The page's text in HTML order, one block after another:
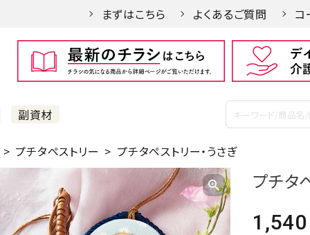
まずはこちら よくあるご質問 コ
副資材
プチタペストリー プチタペストリー・うさぎ
プチタ
1,540